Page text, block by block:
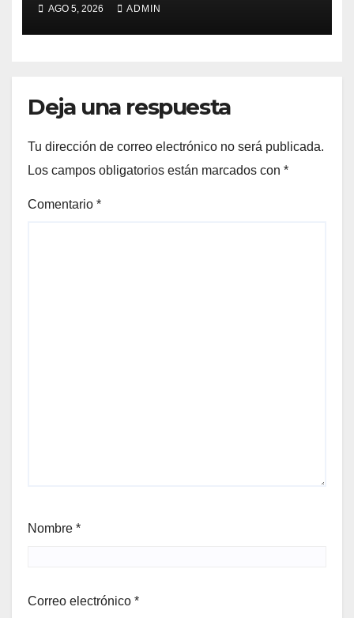
AGO 5, 2026 ADMIN
Deja una respuesta
Tu dirección de correo electrónico no será publicada.
Los campos obligatorios están marcados con *
Comentario *
Nombre *
Correo electrónico *